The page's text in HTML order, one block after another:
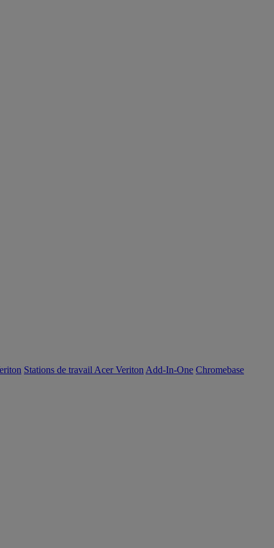
Stations de travail Acer Veriton Add-In-One Chromebase